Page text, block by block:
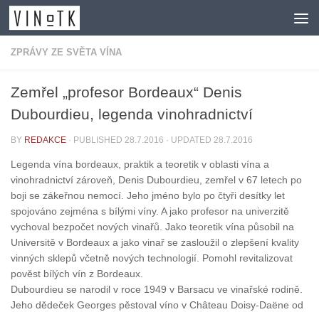
Skip to content
ZPRÁVY ZE SVĚTA VÍNA
Zemřel „profesor Bordeaux“ Denis
Dubourdieu, legenda vinohradnictví
BY REDAKCE · PUBLISHED 28.7.2016 · UPDATED 28.7.2016
Legenda vína bordeaux, praktik a teoretik v oblasti vína a
vinohradnictví zároveň, Denis Dubourdieu, zemřel v 67 letech po
boji se zákeřnou nemocí. Jeho jméno bylo po čtyři desítky let
spojováno zejména s bílými víny. A jako profesor na univerzitě
vychoval bezpočet nových vinařů. Jako teoretik vína působil na
Universitě v Bordeaux a jako vinař se zasloužil o zlepšení kvality
vinných sklepů včetně nových technologií. Pomohl revitalizovat
pověst bílých vín z Bordeaux.
Dubourdieu se narodil v roce 1949 v Barsacu ve vinařské rodině.
Jeho dědeček Georges pěstoval víno v Château Doisy-Daëne od